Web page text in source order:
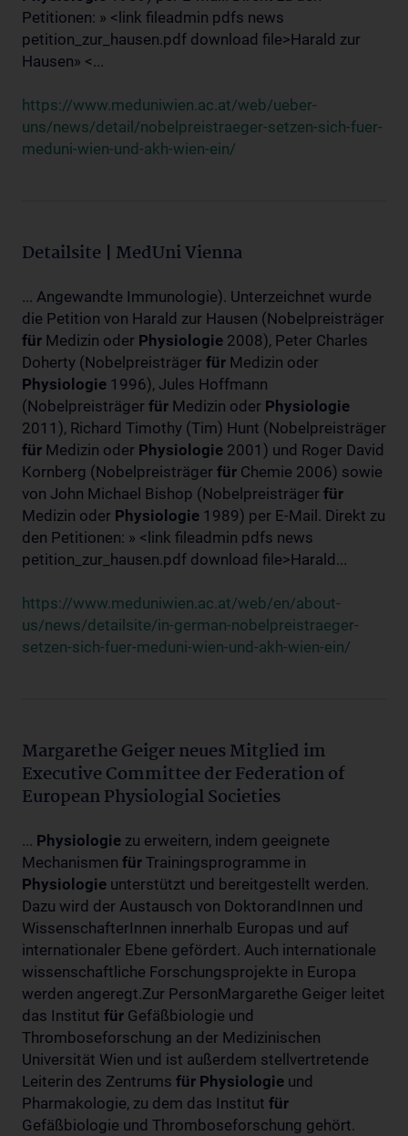
Petitionen: » <link fileadmin pdfs news
petition_zur_hausen.pdf download file>Harald zur
Hausen» <...
https://www.meduniwien.ac.at/web/ueber-
uns/news/detail/nobelpreistraeger-setzen-sich-fuer-
meduni-wien-und-akh-wien-ein/
Detailsite | MedUni Vienna
... Angewandte Immunologie). Unterzeichnet wurde
die Petition von Harald zur Hausen (Nobelpreisträger
für Medizin oder Physiologie 2008), Peter Charles
Doherty (Nobelpreisträger für Medizin oder
Physiologie 1996), Jules Hoffmann
(Nobelpreisträger für Medizin oder Physiologie
2011), Richard Timothy (Tim) Hunt (Nobelpreisträger
für Medizin oder Physiologie 2001) und Roger David
Kornberg (Nobelpreisträger für Chemie 2006) sowie
von John Michael Bishop (Nobelpreisträger für
Medizin oder Physiologie 1989) per E-Mail. Direkt zu
den Petitionen: » <link fileadmin pdfs news
petition_zur_hausen.pdf download file>Harald...
https://www.meduniwien.ac.at/web/en/about-
us/news/detailsite/in-german-nobelpreistraeger-
setzen-sich-fuer-meduni-wien-und-akh-wien-ein/
Margarethe Geiger neues Mitglied im
Executive Committee der Federation of
European Physiologial Societies
... Physiologie zu erweitern, indem geeignete
Mechanismen für Trainingsprogramme in
Physiologie unterstützt und bereitgestellt werden.
Dazu wird der Austausch von DoktorandInnen und
WissenschafterInnen innerhalb Europas und auf
internationaler Ebene gefördert. Auch internationale
wissenschaftliche Forschungsprojekte in Europa
werden angeregt.Zur PersonMargarethe Geiger leitet
das Institut für Gefäßbiologie und
Thromboseforschung an der Medizinischen
Universität Wien und ist außerdem stellvertretende
Leiterin des Zentrums für Physiologie und
Pharmakologie, zu dem das Institut für
Gefäßbiologie und Thromboseforschung gehört.